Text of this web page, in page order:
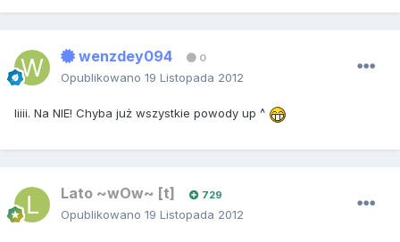
wenzdey094 0
Opublikowano 19 Listopada 2012
Iiiii. Na NIE! Chyba już wszystkie powody up ^
Lato ~wOw~ [t] 729
Opublikowano 19 Listopada 2012